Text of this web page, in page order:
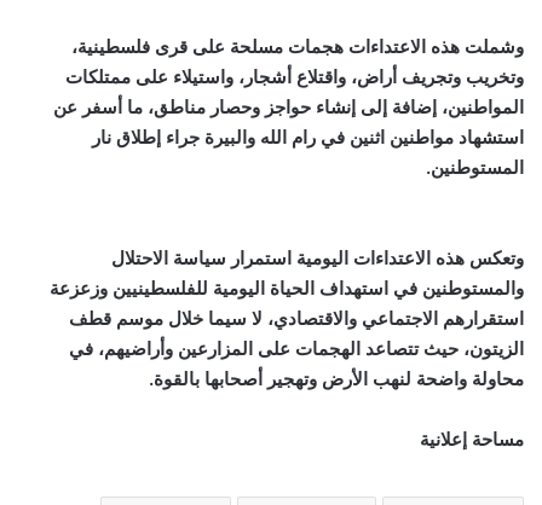
وشملت هذه الاعتداءات هجمات مسلحة على قرى فلسطينية،
وتخريب وتجريف أراض، واقتلاع أشجار، واستيلاء على ممتلكات
المواطنين، إضافة إلى إنشاء حواجز وحصار مناطق، ما أسفر عن
استشهاد مواطنين اثنين في رام الله والبيرة جراء إطلاق نار
المستوطنين.
وتعكس هذه الاعتداءات اليومية استمرار سياسة الاحتلال
والمستوطنين في استهداف الحياة اليومية للفلسطينيين وزعزعة
استقرارهم الاجتماعي والاقتصادي، لا سيما خلال موسم قطف
الزيتون، حيث تتصاعد الهجمات على المزارعين وأراضيهم، في
محاولة واضحة لنهب الأرض وتهجير أصحابها بالقوة.
مساحة إعلانية